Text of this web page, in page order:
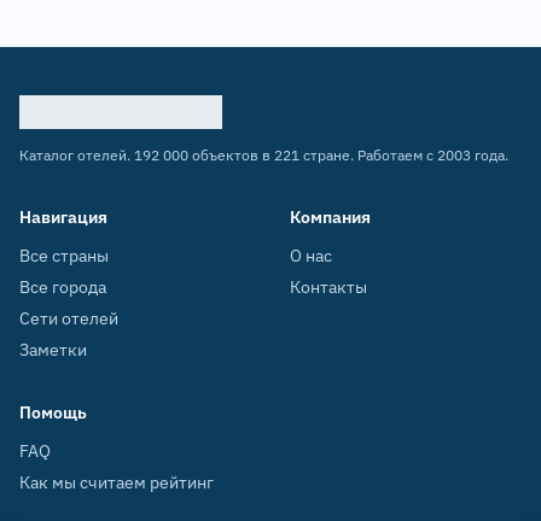
Каталог отелей. 192 000 объектов в 221 стране. Работаем с 2003 года.
Навигация
Все страны
Все города
Сети отелей
Заметки
Компания
О нас
Контакты
Помощь
FAQ
Как мы считаем рейтинг